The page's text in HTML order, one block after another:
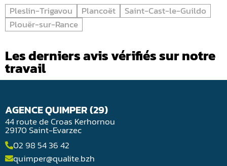
Pleslin-Trigavou
Plancoët
Saint-Cast-le-Guildo
Plouër-sur-Rance
Les derniers avis vérifiés sur notre
travail
AGENCE QUIMPER (29)
44 route de Croas Kerhornou
29170 Saint-Evarzec
02 98 54 36 42
quimper@qualite.bzh